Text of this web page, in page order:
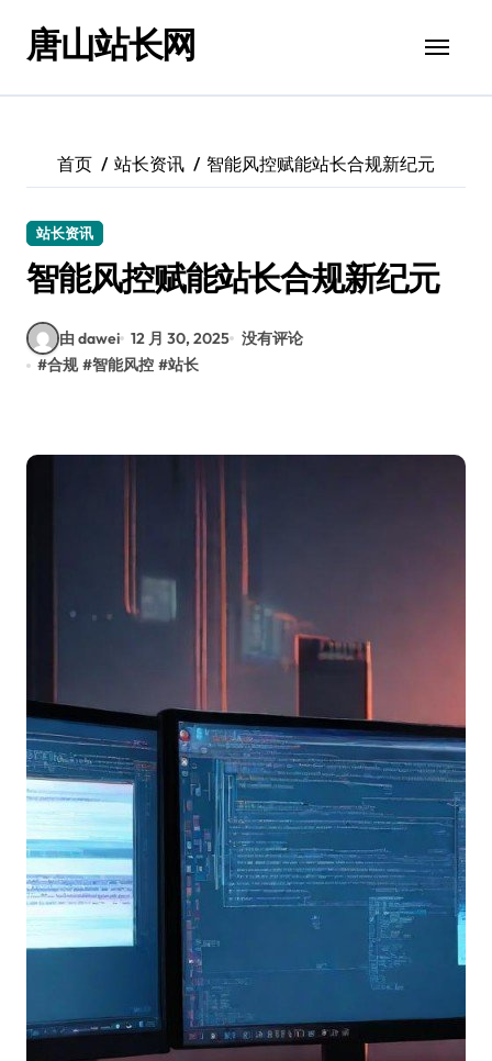
唐山站长网
首页 站长资讯 智能风控赋能站长合规新纪元
站长资讯
智能风控赋能站长合规新纪元
由 dawei 12 月 30, 2025 没有评论
#合规 #智能风控 #站长